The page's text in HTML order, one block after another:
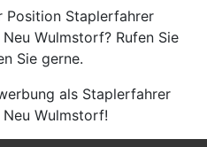
Position Staplerfahrer
Wulmstorf? Rufen Sie
Sie gerne.
als Staplerfahrer
Wulmstorf!